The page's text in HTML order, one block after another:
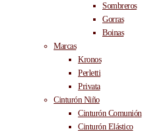
Sombreros
Gorras
Boinas
Marcas
Kronos
Perletti
Privata
Cinturón Niño
Cinturón Comunión
Cinturón Elástico